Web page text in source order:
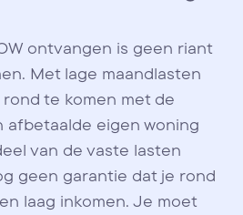
ontvangen is geen riant
Met lage maandlasten
te komen met de
afbetaalde eigen woning
van de vaste lasten
geen garantie dat je rond
laag inkomen. Je moet